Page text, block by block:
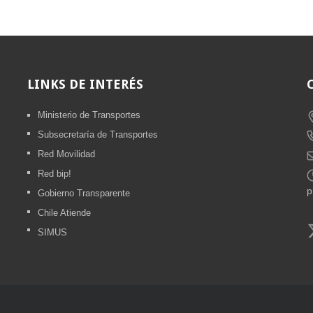
LINKS DE INTERÉS
Ministerio de Transportes
Subsecretaría de Transportes
Red Movilidad
Red bip!
Gobierno Transparente
Chile Atiende
SIMUS